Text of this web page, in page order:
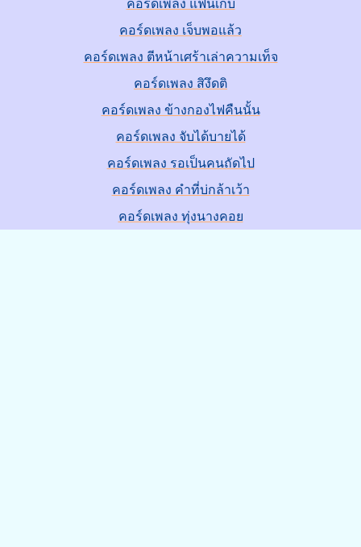
คอร์ดเพลง แฟนเก็บ
คอร์ดเพลง เจ็บพอแล้ว
คอร์ดเพลง ตีหน้าเศร้าเล่าความเท็จ
คอร์ดเพลง สิงึดติ
คอร์ดเพลง ข้างกองไฟคืนนั้น
คอร์ดเพลง จับได้บายได้
คอร์ดเพลง รอเป็นคนถัดไป
คอร์ดเพลง คำที่บ่กล้าเว้า
คอร์ดเพลง ทุ่งนางคอย